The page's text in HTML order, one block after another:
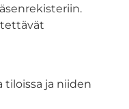
tiloissa ja niiden